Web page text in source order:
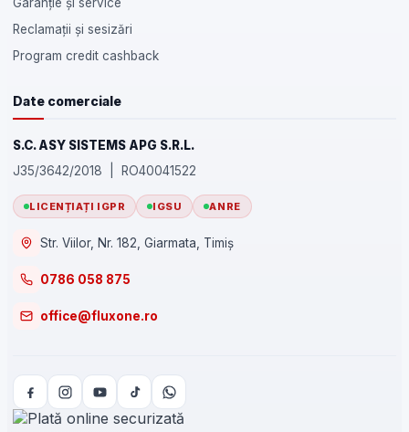
Garanție și service
Reclamații și sesizări
Program credit cashback
Date comerciale
S.C. ASY SISTEMS APG S.R.L.
J35/3642/2018 | RO40041522
LICENȚIAȚI IGPR IGSU ANRE
Str. Viilor, Nr. 182, Giarmata, Timiș
0786 058 875
office@fluxone.ro